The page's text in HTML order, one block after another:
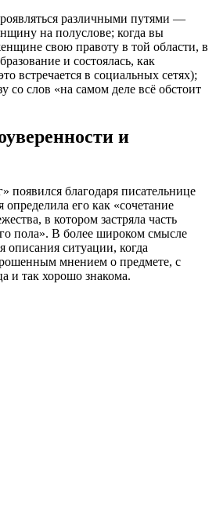
различными путями —
на полуслове; когда вы
свою правоту в той области, в
и состоялась, как
встречается в социальных сетях);
со слов «на самом деле всё обстоит
и
благодаря писательнице
определила его как «сочетание
в котором застряла часть
пола». В более широком смысле
описания ситуации, когда
мнением о предмете, с
и так хорошо знакома.